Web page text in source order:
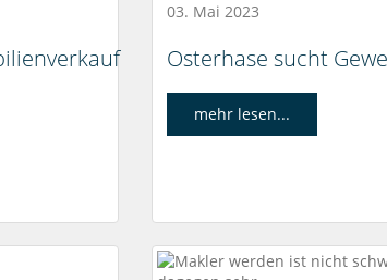
03. Mai 2023
Osterhase sucht
mehr lesen...